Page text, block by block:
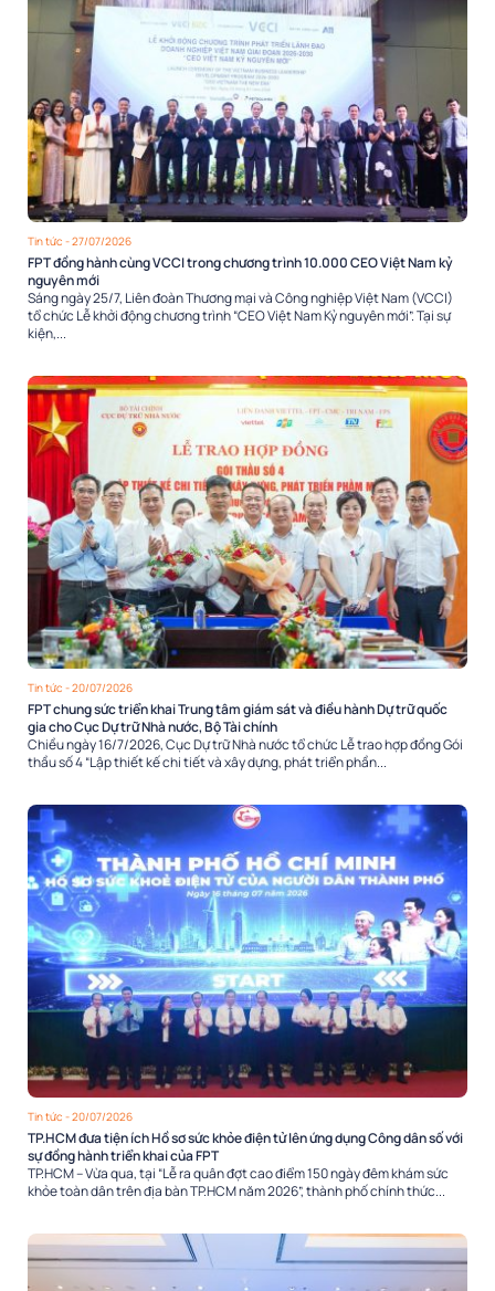
Tin tức - 27/07/2026
FPT đồng hành cùng VCCI trong chương trình 10.000 CEO Việt Nam kỷ
nguyên mới
Sáng ngày 25/7, Liên đoàn Thương mại và Công nghiệp Việt Nam (VCCI)
tổ chức Lễ khởi động chương trình “CEO Việt Nam Kỷ nguyên mới”. Tại sự
kiện,...
Tin tức - 20/07/2026
FPT chung sức triển khai Trung tâm giám sát và điều hành Dự trữ quốc
gia cho Cục Dự trữ Nhà nước, Bộ Tài chính
Chiều ngày 16/7/2026, Cục Dự trữ Nhà nước tổ chức Lễ trao hợp đồng Gói
thầu số 4 “Lập thiết kế chi tiết và xây dựng, phát triển phần...
Tin tức - 20/07/2026
TP.HCM đưa tiện ích Hồ sơ sức khỏe điện tử lên ứng dụng Công dân số với
sự đồng hành triển khai của FPT
TP.HCM – Vừa qua, tại “Lễ ra quân đợt cao điểm 150 ngày đêm khám sức
khỏe toàn dân trên địa bàn TP.HCM năm 2026”, thành phố chính thức...